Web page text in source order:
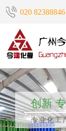
020 82388846
创新
专业化工